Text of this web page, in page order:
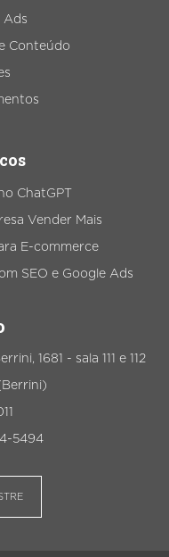
Ads
Conteúdo
ChatGPT
Vender Mais
E-commerce
SEO e Google Ads
1681 - sala 111 e 112
5494